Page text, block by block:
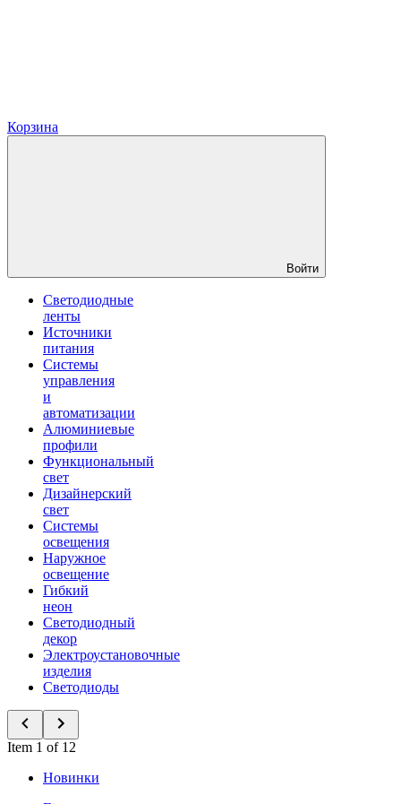
Корзина
Войти
Светодиодные
ленты
Источники
питания
Системы
управления
и
автоматизации
Алюминиевые
профили
Функциональный
свет
Дизайнерский
свет
Системы
освещения
Наружное
освещение
Гибкий
неон
Светодиодный
декор
Электроустановочные
изделия
Светодиоды
Item 1 of 12
Новинки